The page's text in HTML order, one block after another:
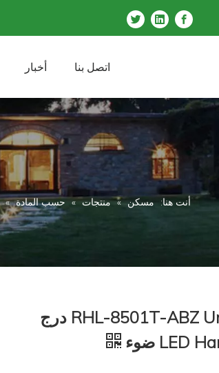
اتصل بنا أخبار
أنت هنا: مسكن » منتجات » حسب المادة »
RHL-8501T-ABZ Universal RGB درج